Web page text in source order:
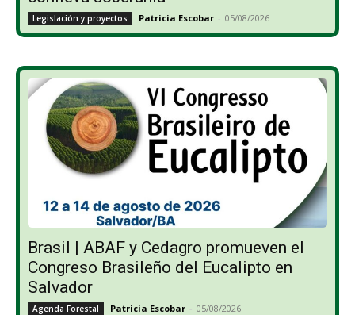
Legislación y proyectos Patricia Escobar - 05/08/2026
Brasil | ABAF y Cedagro promueven el
Congreso Brasileño del Eucalipto en
Salvador
Agenda Forestal Patricia Escobar - 05/08/2026